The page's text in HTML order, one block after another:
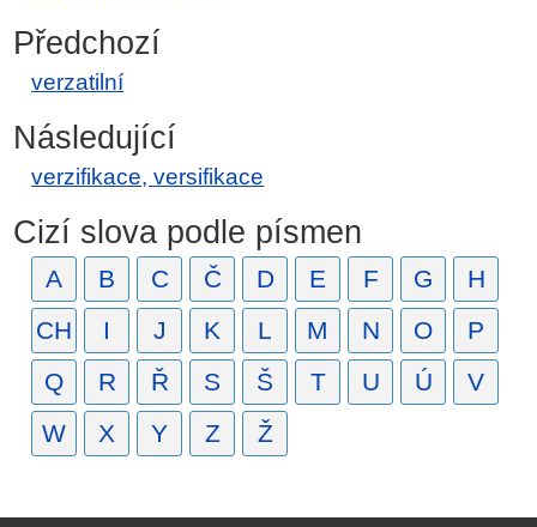
Předchozí
verzatilní
Následující
verzifikace, versifikace
Cizí slova podle písmen
A B C Č D E F G
H
CH
I J K L M N O
P
Q
R Ř S Š T U Ú
V
W
X Y Z Ž